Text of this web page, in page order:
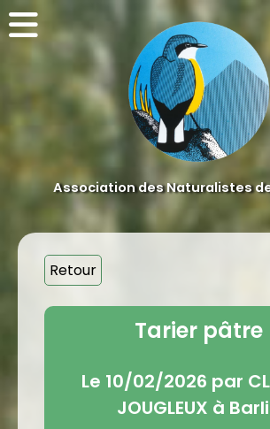
Association des Naturalistes
Retour
Tarier pâtre
Le 10/02/2026 par
JOUGLEUX à